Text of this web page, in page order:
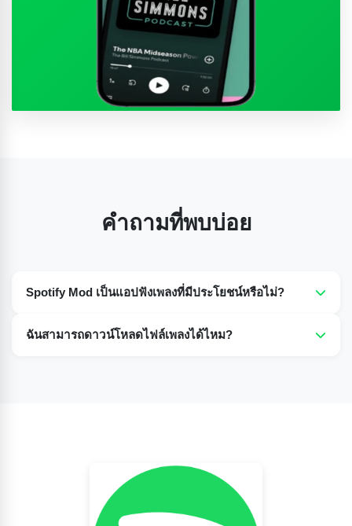
คำถามที่พบบ่อย
Spotify Mod เป็นแอปฟังเพลงที่มีประโยชน์หรือไม่?
สามารถเพลิดเพลินกับเพลงนับล้านเพลงได้ฟรี และเวอร์ชันฟรีก็
ฉันสามารถดาวน์โหลดไฟล์เพลงได้ไหม?